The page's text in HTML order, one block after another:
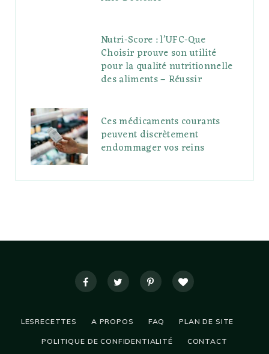
Nutri-Score : l’UFC-Que
Choisir prouve son utilité
pour la qualité nutritionnelle
des aliments – Réussir
Ces médicaments courants
peuvent discrètement
endommager vos reins
LESRECETTES A PROPOS FAQ PLAN DE SITE
POLITIQUE DE CONFIDENTIALITÉ CONTACT